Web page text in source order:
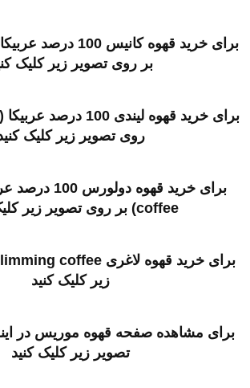
بر روی تصویر زیر کلیک
روی تصویر زیر کلیک
coffee) بر روی تصویر زیر کلیک کنید
زیر کلیک کنید
برای مشاهده صفحه قهوه موریس در
تصویر زیر کلیک کنید